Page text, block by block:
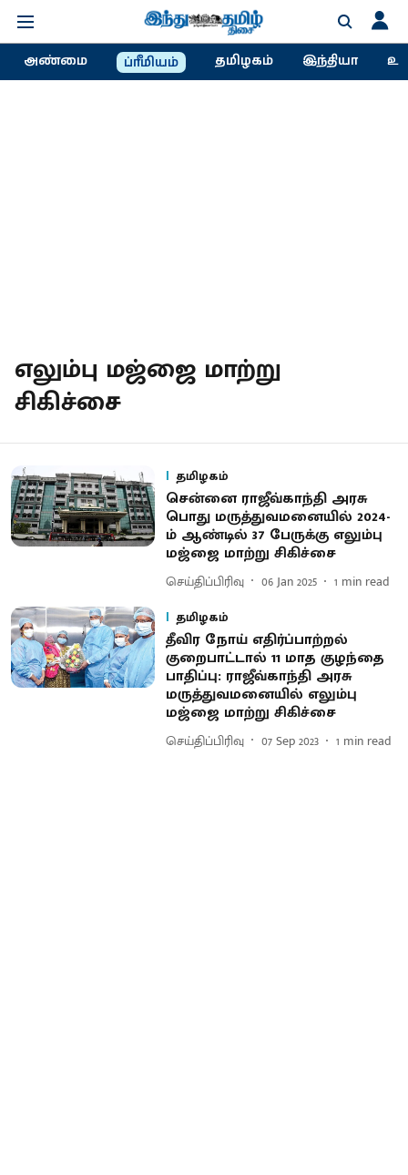
அண்மை ப்ரீமியம் தமிழகம் இந்தியா
எலும்பு மஜ்ஜை மாற்று
சிகிச்சை
தமிழகம்
சென்னை ராஜீவ்காந்தி அரசு
பொது மருத்துவமனையில் 2024-
ம் ஆண்டில் 37 பேருக்கு எலும்பு
மஜ்ஜை மாற்று சிகிச்சை
செய்திப்பிரிவு 06 Jan 2025 1 min read
தமிழகம்
தீவிர நோய் எதிர்ப்பாற்றல்
குறைபாட்டால் 11 மாத குழந்தை
பாதிப்பு: ராஜீவ்காந்தி அரசு
மருத்துவமனையில் எலும்பு
மஜ்ஜை மாற்று சிகிச்சை
செய்திப்பிரிவு 07 Sep 2023 1 min read